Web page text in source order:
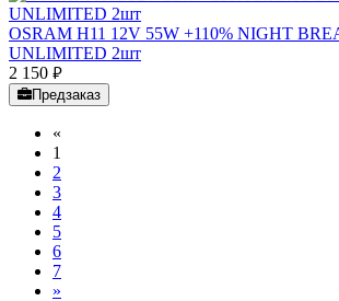
OSRAM H11 12V 55W +110% NIGHT
UNLIMITED 2шт
2 150 руб.
Предзаказ
«
1
2
3
4
5
6
7
»